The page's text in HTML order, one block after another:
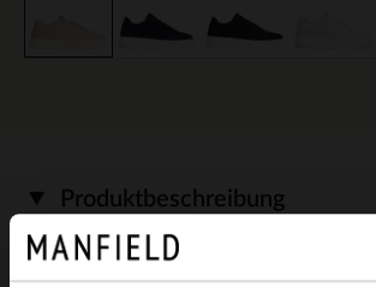
Produktbeschreibung